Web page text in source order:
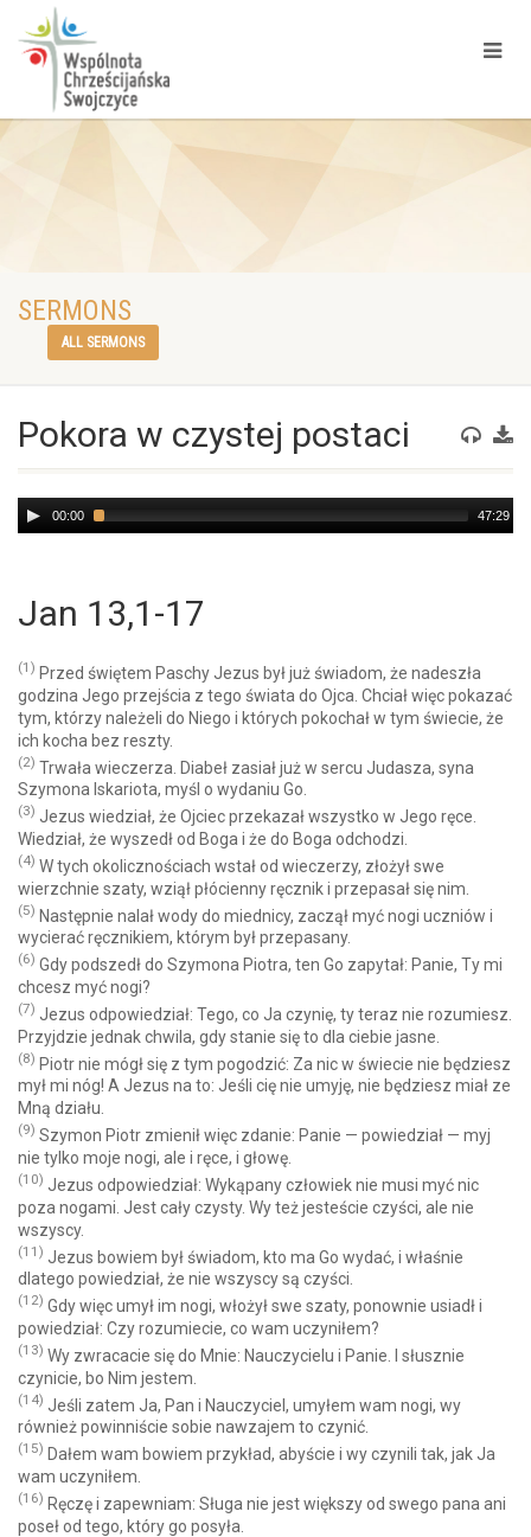
SERMONS
ALL SERMONS
Pokora w czystej postaci
Audio
Player
00:00 47:29
Jan 13,1-17
(1) Przed świętem Paschy Jezus był już świadom, że nadeszła
godzina Jego przejścia z tego świata do Ojca. Chciał więc pokazać
tym, którzy należeli do Niego i których pokochał w tym świecie, że
ich kocha bez reszty.
(2) Trwała wieczerza. Diabeł zasiał już w sercu Judasza, syna
Szymona Iskariota, myśl o wydaniu Go.
(3) Jezus wiedział, że Ojciec przekazał wszystko w Jego ręce.
Wiedział, że wyszedł od Boga i że do Boga odchodzi.
(4) W tych okolicznościach wstał od wieczerzy, złożył swe
wierzchnie szaty, wziął płócienny ręcznik i przepasał się nim.
(5) Następnie nalał wody do miednicy, zaczął myć nogi uczniów i
wycierać ręcznikiem, którym był przepasany.
(6) Gdy podszedł do Szymona Piotra, ten Go zapytał: Panie, Ty mi
chcesz myć nogi?
(7) Jezus odpowiedział: Tego, co Ja czynię, ty teraz nie rozumiesz.
Przyjdzie jednak chwila, gdy stanie się to dla ciebie jasne.
(8) Piotr nie mógł się z tym pogodzić: Za nic w świecie nie będziesz
mył mi nóg! A Jezus na to: Jeśli cię nie umyję, nie będziesz miał ze
Mną działu.
(9) Szymon Piotr zmienił więc zdanie: Panie — powiedział — myj
nie tylko moje nogi, ale i ręce, i głowę.
(10) Jezus odpowiedział: Wykąpany człowiek nie musi myć nic
poza nogami. Jest cały czysty. Wy też jesteście czyści, ale nie
wszyscy.
(11) Jezus bowiem był świadom, kto ma Go wydać, i właśnie
dlatego powiedział, że nie wszyscy są czyści.
(12) Gdy więc umył im nogi, włożył swe szaty, ponownie usiadł i
powiedział: Czy rozumiecie, co wam uczyniłem?
(13) Wy zwracacie się do Mnie: Nauczycielu i Panie. I słusznie
czynicie, bo Nim jestem.
(14) Jeśli zatem Ja, Pan i Nauczyciel, umyłem wam nogi, wy
również powinniście sobie nawzajem to czynić.
(15) Dałem wam bowiem przykład, abyście i wy czynili tak, jak Ja
wam uczyniłem.
(16) Ręczę i zapewniam: Sługa nie jest większy od swego pana ani
poseł od tego, który go posyła.